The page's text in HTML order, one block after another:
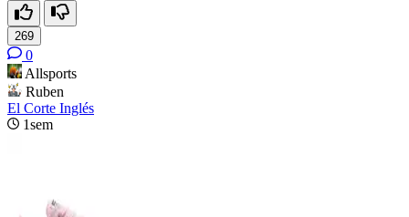
269
0
Allsports
Ruben
El Corte Inglés
1sem